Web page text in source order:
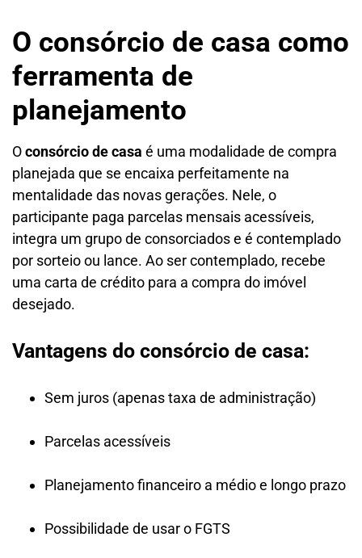
O consórcio de casa como
ferramenta de
planejamento
Oconsórcio de casa é uma modalidade de compra
planejada que se encaixa perfeitamente na
mentalidade das novas gerações. Nele, o
participante paga parcelas mensais acessíveis,
integra um grupo de consorciados e é contemplado
por sorteio ou lance. Ao ser contemplado, recebe
uma carta de crédito para a compra do imóvel
desejado.
Vantagens do consórcio de casa:
Sem juros (apenas taxa de administração)
Parcelas acessíveis
Planejamento financeiro a médio e longo prazo
Possibilidade de usar o FGTS